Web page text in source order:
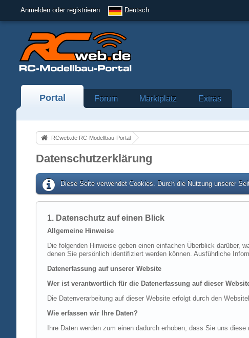
Anmelden oder registrieren Deutsch
Portal Forum Marktplatz Extras
RCweb.de RC-Modellbau-Portal
Datenschutzerklärung
Diese Seite verwendet Cookies. Durch die Nutzung unserer
1. Datenschutz auf einen Blick
Allgemeine Hinweise
Die folgenden Hinweise geben einen einfachen Überblick darüber,
denen Sie persönlich identifiziert werden können. Ausführliche
Datenerfassung auf unserer Website
Wer ist verantwortlich für die Datenerfassung auf dieser
Die Datenverarbeitung auf dieser Website erfolgt durch den
Wie erfassen wir Ihre Daten?
Ihre Daten werden zum einen dadurch erhoben, dass Sie uns